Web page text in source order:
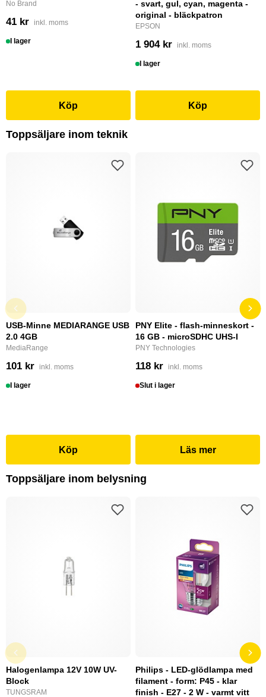
No Brand
41 kr inkl. moms
I lager
Köp
- svart, gul, cyan, magenta -
original - bläckpatron
EPSON
1 904 kr inkl. moms
I lager
Köp
Toppsäljare inom teknik
USB-Minne MEDIARANGE USB
2.0 4GB
MediaRange
101 kr inkl. moms
I lager
Köp
PNY Elite - flash-minneskort -
16 GB - microSDHC UHS-I
PNY Technologies
118 kr inkl. moms
Slut i lager
Läs mer
Toppsäljare inom belysning
Halogenlampa 12V 10W UV-
Block
TUNGSRAM
Philips - LED-glödlampa med
filament - form: P45 - klar
finish - E27 - 2 W - varmt vitt